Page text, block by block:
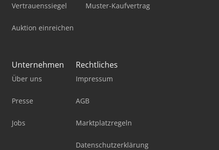
Vertrauenssiegel
Auktion einreichen
Muster-Kaufvertrag
Unternehmen
Über uns
Presse
Jobs
Rechtliches
Impressum
AGB
Marktplatzregeln
Datenschutzerklärung